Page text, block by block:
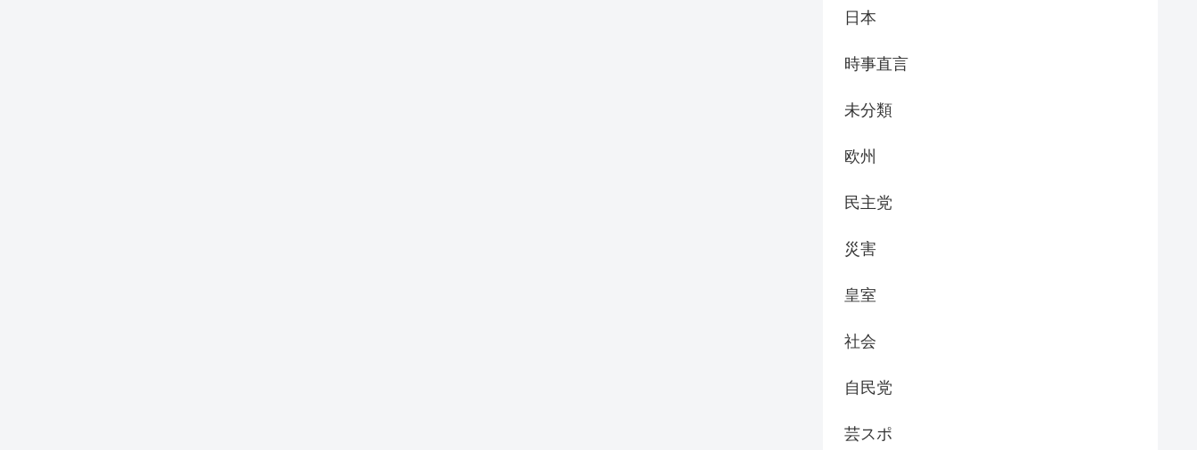
日本
時事直言
未分類
欧州
民主党
災害
皇室
社会
自民党
芸スポ